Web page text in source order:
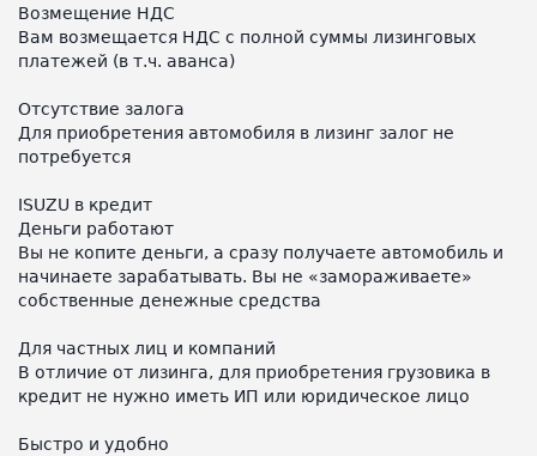
Возмещение НДС
Вам возмещается НДС с полной суммы лизинговых
платежей (в т.ч. аванса)
Отсутствие залога
Для приобретения автомобиля в лизинг залог не
потребуется
ISUZU в кредит
Деньги работают
Вы не копите деньги, а сразу получаете автомобиль и
начинаете зарабатывать. Вы не «замораживаете»
собственные денежные средства
Для частных лиц и компаний
В отличие от лизинга, для приобретения грузовика в
кредит не нужно иметь ИП или юридическое лицо
Быстро и удобно